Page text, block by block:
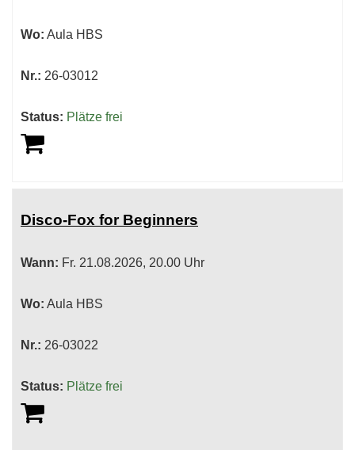
Wo: Aula HBS
Nr.: 26-03012
Status: Plätze frei
Disco-Fox for Beginners
Wann: Fr. 21.08.2026, 20.00 Uhr
Wo: Aula HBS
Nr.: 26-03022
Status: Plätze frei